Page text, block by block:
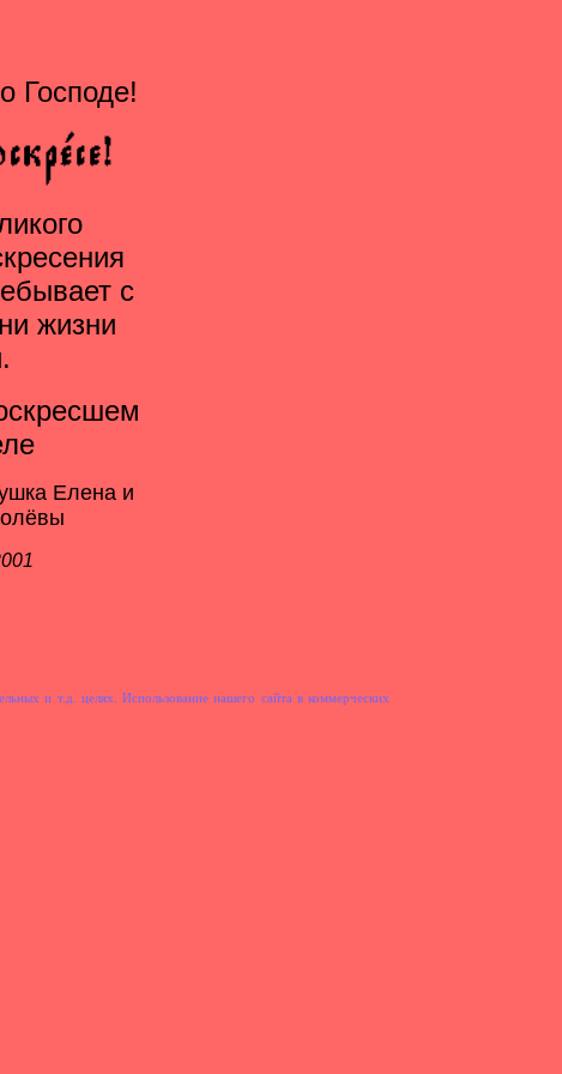
Господе!
с
жизни
Елена и
и т.д. целях. Использование нашего сайта в коммерческих